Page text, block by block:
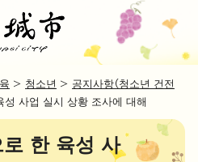
> 청소년 > 공지사항（청소년 건전
사업 실시 상황 조사에 대해
한 육성 사